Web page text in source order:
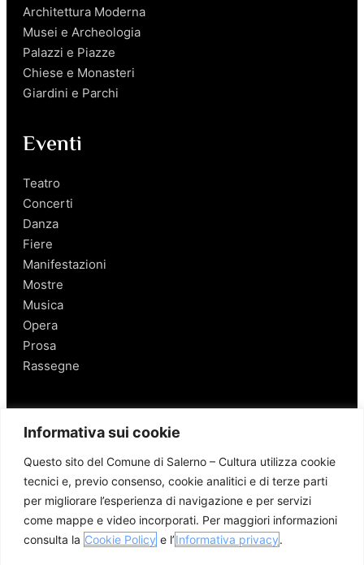
Informativa sui cookie
Questo sito del Comune di Salerno – Cultura utilizza cookie
tecnici e, previo consenso, cookie analitici e di terze parti
per migliorare l’esperienza di navigazione e per servizi
come mappe e video incorporati. Per maggiori informazioni
consulta la Cookie Policy e l’Informativa privacy.
Architettura Moderna
Musei e Archeologia
Palazzi e Piazze
Chiese e Monasteri
Giardini e Parchi
Eventi
Teatro
Concerti
Danza
Fiere
Manifestazioni
Mostre
Musica
Opera
Prosa
Rassegne
Salerno
Personaggi
Enogastronomia
Mobilità a Salerno
Luoghi nei Dintorni
Link utili